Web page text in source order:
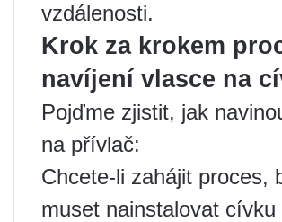
vzdálenosti.
Krok za krokem
navíjení vlasce na
Pojďme zjistit, jak
na přívlač:
Chcete-li zahájit proces,
muset nainstalovat cívku